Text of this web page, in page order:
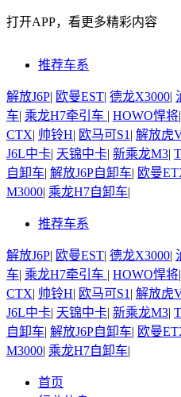
打开APP，看更多精彩内容
推荐车系
解放J6P| 欧曼EST| 德龙X3000|
车| 乘龙H7牵引车 | HOWO悍将|
CTX| 帅铃H| 欧马可S1 | 解放虎
J6L中卡| 天锦中卡| 新乘龙M3|
自卸车| 解放J6P自卸车| 欧曼
M3000| 乘龙H7自卸车|
推荐车系
解放J6P| 欧曼EST| 德龙X3000|
车| 乘龙H7牵引车 | HOWO悍将|
CTX| 帅铃H| 欧马可S1 | 解放虎
J6L中卡| 天锦中卡| 新乘龙M3|
自卸车| 解放J6P自卸车| 欧曼
M3000| 乘龙H7自卸车|
首页